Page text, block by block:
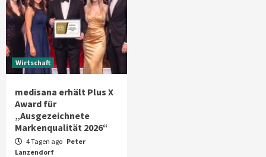
Wirtschaft
medisana erhält Plus X
Award für
„Ausgezeichnete
Markenqualität 2026“
4 Tagen ago Peter
Lanzendorf